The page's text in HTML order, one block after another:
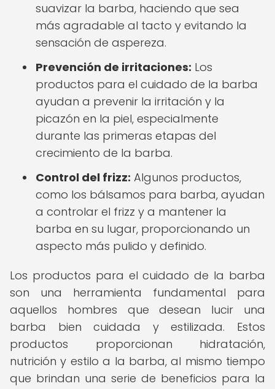
suavizar la barba, haciendo que sea
más agradable al tacto y evitando la
sensación de aspereza.
Prevención de irritaciones: Los
productos para el cuidado de la barba
ayudan a prevenir la irritación y la
picazón en la piel, especialmente
durante las primeras etapas del
crecimiento de la barba.
Control del frizz: Algunos productos,
como los bálsamos para barba, ayudan
a controlar el frizz y a mantener la
barba en su lugar, proporcionando un
aspecto más pulido y definido.
Los productos para el cuidado de la barba
son una herramienta fundamental para
aquellos hombres que desean lucir una
barba bien cuidada y estilizada. Estos
productos proporcionan hidratación,
nutrición y estilo a la barba, al mismo tiempo
que brindan una serie de beneficios para la